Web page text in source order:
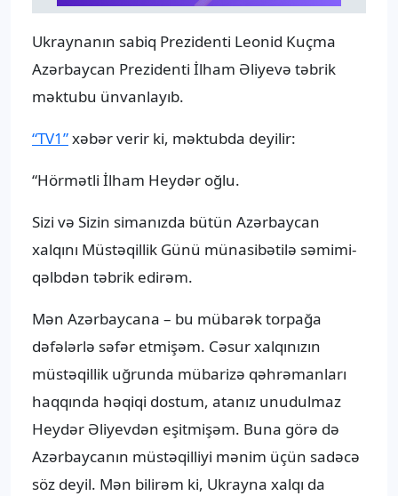
Ukraynanın sabiq Prezidenti Leonid Kuçma
Azərbaycan Prezidenti İlham Əliyevə təbrik
məktubu ünvanlayıb.
“TV1”xəbər verir ki, məktubda deyilir:
“Hörmətli İlham Heydər oğlu.
Sizi və Sizin simanızda bütün Azərbaycan
xalqını Müstəqillik Günü münasibətilə səmimi-
qəlbdən təbrik edirəm.
Mən Azərbaycana – bu mübarək torpağa
dəfələrlə səfər etmişəm. Cəsur xalqınızın
müstəqillik uğrunda mübarizə qəhrəmanları
haqqında həqiqi dostum, atanız unudulmaz
Heydər Əliyevdən eşitmişəm. Buna görə də
Azərbaycanın müstəqilliyi mənim üçün sadəcə
söz deyil. Mən bilirəm ki, Ukrayna xalqı da